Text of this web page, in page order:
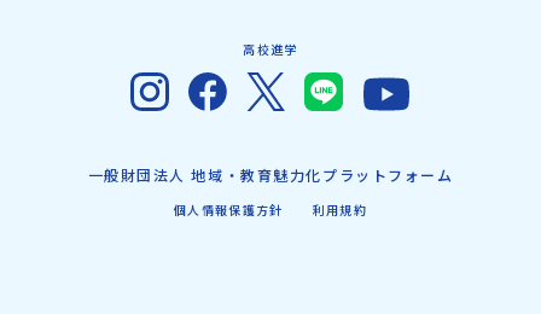
高校進学
一般財団法人 地域・教育魅力化プラットフォーム
個人情報保護方針 利用規約